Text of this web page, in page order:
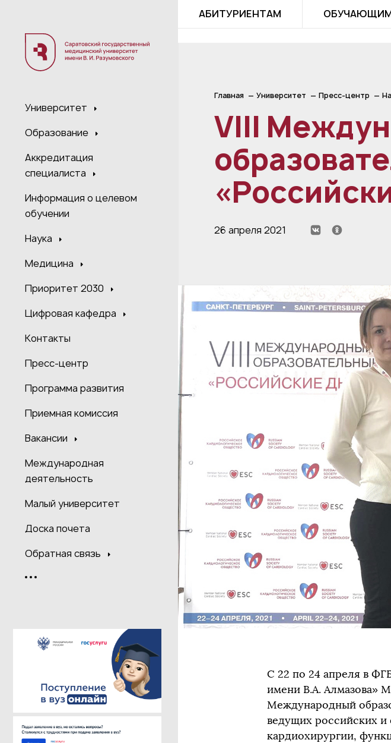
Университет
Образование
Аккредитация
специалиста
Информация о целевом
обучении
Наука
Медицина
Приоритет 2030
Цифровая кафедра
Контакты
Пресс-центр
Программа развития
Приемная комиссия
Вакансии
Международная
деятельность
Малый университет
Доска почета
Обратная связь
АБИТУРИЕНТАМ
Главная Университет Пресс-центр
VIII
26 апреля 2021
С 22 по 24 апреля в
имени В.А. Алмазова»
Международный
ведущих российских и
кардиохирургии,